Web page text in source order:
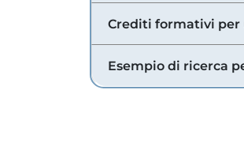
Crediti formativi per
Esempio di ricerca